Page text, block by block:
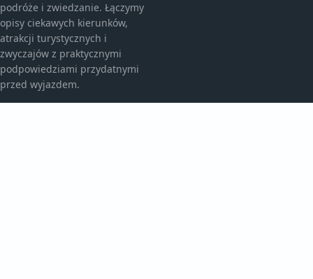
podróże i zwiedzanie. Łączymy
opisy ciekawych kierunków,
atrakcji turystycznych i
zwyczajów z praktycznymi
podpowiedziami przydatnymi
przed wyjazdem.